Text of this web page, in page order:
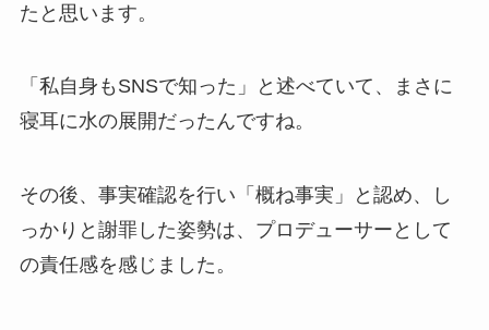
たと思います。
「私自身もSNSで知った」と述べていて、まさに
寝耳に水の展開だったんですね。
その後、事実確認を行い「概ね事実」と認め、し
っかりと謝罪した姿勢は、プロデューサーとして
の責任感を感じました。